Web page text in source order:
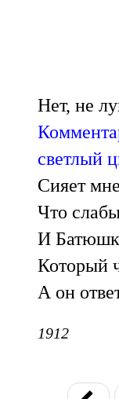
Нет, не
светлый
Сияет
Что
И
Который
А он
1912